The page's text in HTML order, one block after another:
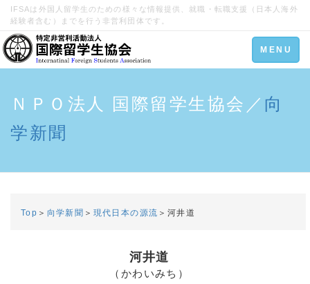
IFSAは外国人留学生のための様々な情報提供、就職・転職支援（日本人海外
経験者含む）までを行う非営利団体です。
Toggle
navigation
MENU
ＮＰＯ法人 国際留学生協会／ 向
学新聞
Top ＞ 向学新聞 ＞ 現代日本の源流 ＞河井道
河井道
（かわいみち）